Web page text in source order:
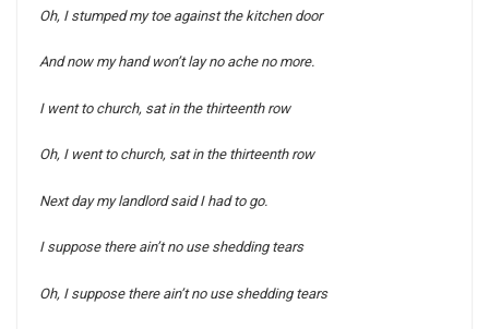
Oh, I stumped my toe against the kitchen door
And now my hand won’t lay no ache no more.
I went to church, sat in the thirteenth row
Oh, I went to church, sat in the thirteenth row
Next day my landlord said I had to go.
I suppose there ain’t no use shedding tears
Oh, I suppose there ain’t no use shedding tears